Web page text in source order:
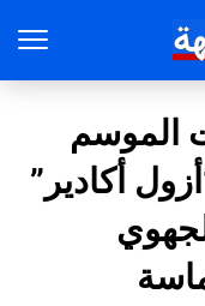
الموسم
أكادير”